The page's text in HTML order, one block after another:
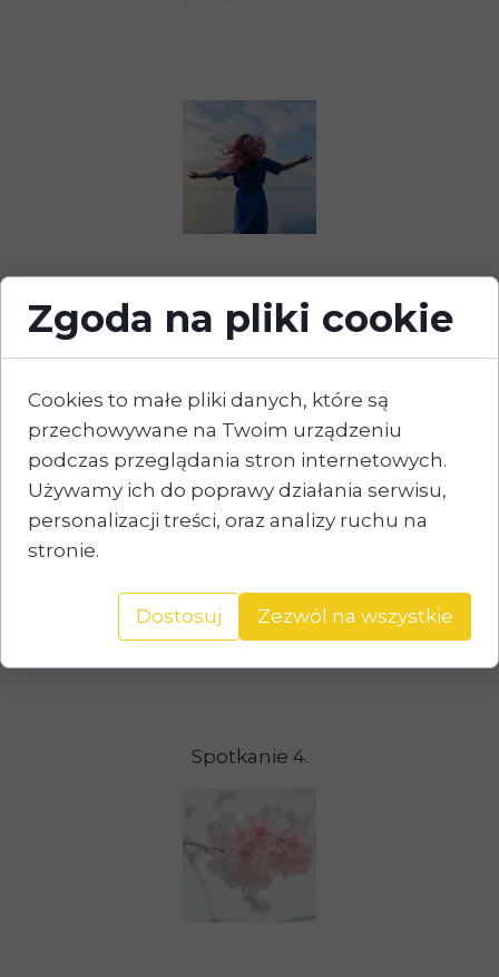
Spotkanie 4.
Spotkanie 3.
Spotkanie 2.
Zgoda na pliki cookie
Cookies to małe pliki danych, które są
przechowywane na Twoim urządzeniu
podczas przeglądania stron internetowych.
Używamy ich do poprawy działania serwisu,
personalizacji treści, oraz analizy ruchu na
stronie.
Dostosuj Zezwól na wszystkie